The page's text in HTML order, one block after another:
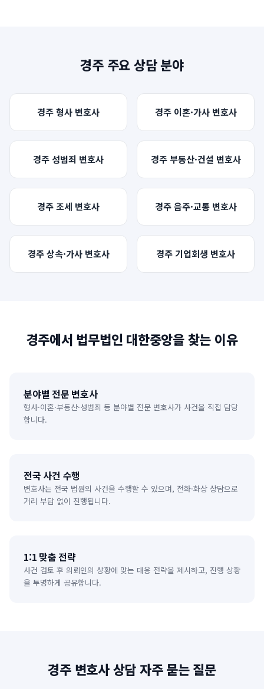
경주주요 상담 분야
경주형사 변호사 경주 이혼·가사변호사
경주 성범죄 변호사 경주 부동산·건설 변호사
경주조세 변호사 경주 음주·교통변호사
경주 상속·가사변호사 경주기업회생 변호사
경주에서 법무법인 대한중앙을 찾는 이유
분야별 전문 변호사
형사·이혼·부동산·성범죄 등 분야별 전문 변호사가 사건을 직접 담당
합니다.
전국 사건 수행
변호사는 전국 법원의 사건을 수행할 수 있으며, 전화·화상 상담으로
거리 부담 없이 진행됩니다.
1:1 맞춤 전략
사건 검토 후 의뢰인의 상황에 맞는 대응 전략을 제시하고, 진행 상황
을 투명하게 공유합니다.
경주변호사 상담 자주 묻는 질문